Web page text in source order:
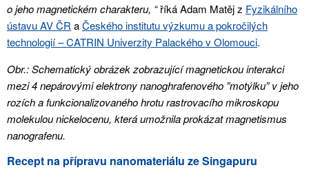
o jeho magnetickém charakteru, “říká Adam Matěj z Fyzikálního
ústavu AV ČR aČeského institutu výzkumu a pokročilých
technologií – CATRIN Univerzity Palackého v Olomouci.
Obr.:Schematický obrázek zobrazující magnetickou interakci
mezi 4 nepárovými elektrony nanoghrafenového ”motýlku” v jeho
rozích a funkcionalizovaného hrotu rastrovacího mikroskopu
molekulou nickelocenu, která umožnila prokázat magnetismus
nanografenu.
Recept na přípravu nanomateriálu ze Singapuru